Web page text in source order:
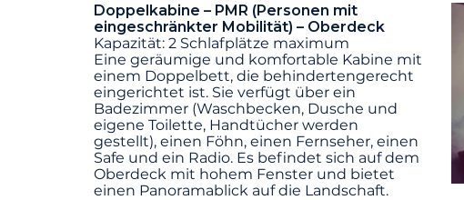
Doppelkabine – PMR (Personen mit
eingeschränkter Mobilität) – Oberdeck
Kapazität: 2 Schlafplätze maximum
Eine geräumige und komfortable Kabine mit
einem Doppelbett, die behindertengerecht
eingerichtet ist. Sie verfügt über ein
Badezimmer (Waschbecken, Dusche und
eigene Toilette, Handtücher werden
gestellt), einen Föhn, einen Fernseher, einen
Safe und ein Radio. Es befindet sich auf dem
Oberdeck mit hohem Fenster und bietet
einen Panoramablick auf die Landschaft.